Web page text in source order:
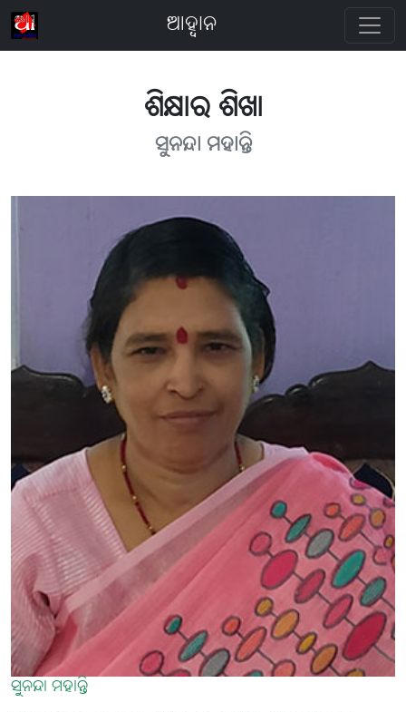
ଆହ୍ବାନ
ଶିକ୍ଷାର ଶିଖା
ସୁନନ୍ଦା ମହାନ୍ତି
ସୁନନ୍ଦା ମହାନ୍ତି